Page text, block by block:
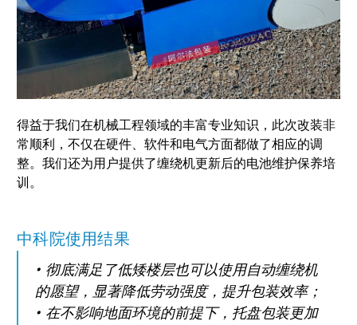
得益于我们在机械工程领域的丰富专业知识，此次改装非
常顺利，不仅在硬件、软件和电气方面都做了相应的调
整。我们还为用户提供了缠绕机更新后的电池维护保养培
训。
中科院使用结果
彻底满足了低矮楼层也可以使用自动缠绕机
的愿望，显著降低劳动强度，提升包装效率；
在不影响地面环境的前提下，托盘包装更加